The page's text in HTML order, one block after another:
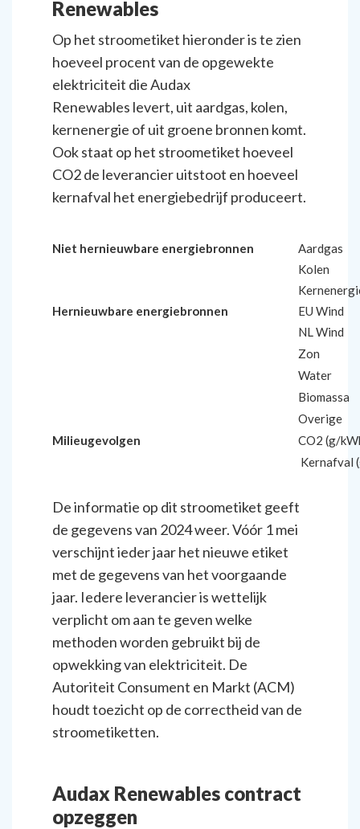
Renewables
Op het stroometiket hieronder is te zien
hoeveel procent van de opgewekte
elektriciteit die Audax
Renewables levert, uit aardgas, kolen,
kernenergie of uit groene bronnen komt.
Ook staat op het stroometiket hoeveel
CO2 de leverancier uitstoot en hoeveel
kernafval het energiebedrijf produceert.
Niet hernieuwbare energiebronnen
Aardgas
Kolen
Hernieuwbare energiebronnen
EU Wind
NL Wind
Zon
Water
Biomassa
Overige
Milieugevolgen
CO2 (g/
Kernafval
De informatie op dit stroometiket geeft
de gegevens van 2024 weer. Vóór 1 mei
verschijnt ieder jaar het nieuwe etiket
met de gegevens van het voorgaande
jaar. Iedere leverancier is wettelijk
verplicht om aan te geven welke
methoden worden gebruikt bij de
opwekking van elektriciteit. De
Autoriteit Consument en Markt (ACM)
houdt toezicht op de correctheid van de
stroometiketten.
Audax Renewables contract
opzeggen